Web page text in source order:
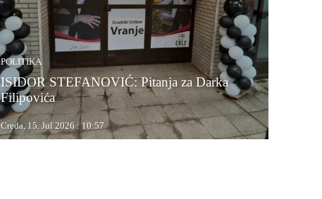
POLITIKA
ISIDOR STEFANOVIĆ: Pitanja za Darka
Filipovića
Creda, 15. Jul 2026 : 10:57